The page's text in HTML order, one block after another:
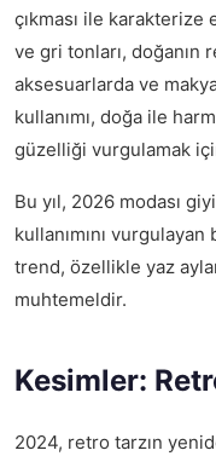
çıkması ile
ve gri tonları, doğanın
aksesuarlarda ve
kullanımı, doğa ile
güzelliği vurgulamak
Bu yıl, 2026 modası
kullanımını
trend, özellikle yaz
muhtemeldir.
Kesimler:
2024, retro tarzın